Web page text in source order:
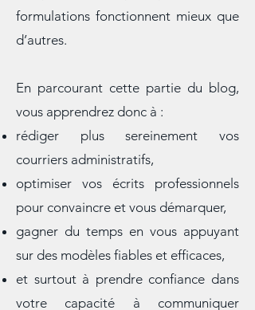
idées concrètes, mais vous
comprenez aussi pourquoi certaines
d’autres.
En parcourant cette partie du blog,
vous apprendrez donc à :
rédiger plus sereinement vos
courriers administratifs,
optimiser vos écrits professionnels
pour convaincre et vous démarquer,
gagner du temps en vous appuyant
sur des modèles fiables et efficaces,